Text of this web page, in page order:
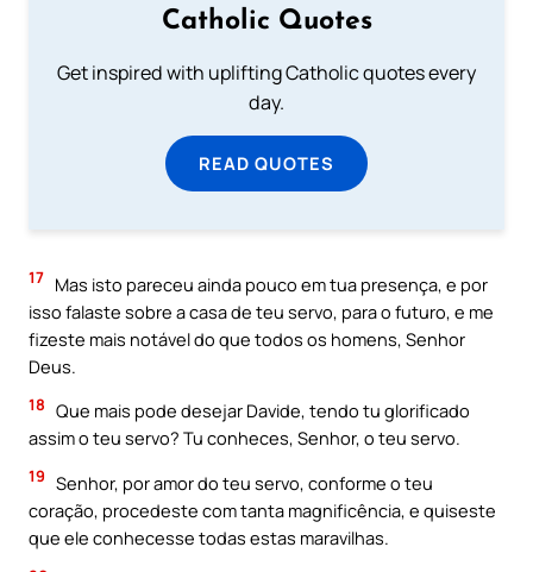
Catholic Quotes
Get inspired with uplifting Catholic quotes every
day.
READ QUOTES
17 Mas isto pareceu ainda pouco em tua presença, e por
isso falaste sobre a casa de teu servo, para o futuro, e me
fizeste mais notável do que todos os homens, Senhor
Deus.
18 Que mais pode desejar Davide, tendo tu glorificado
assim o teu servo? Tu conheces, Senhor, o teu servo.
19 Senhor, por amor do teu servo, conforme o teu
coração, procedeste com tanta magnificência, e quiseste
que ele conhecesse todas estas maravilhas.